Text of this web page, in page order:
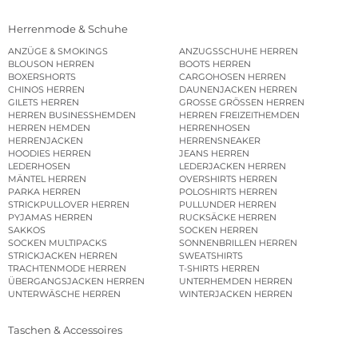
Herrenmode & Schuhe
ANZÜGE & SMOKINGS
ANZUGSSCHUHE HERREN
BLOUSON HERREN
BOOTS HERREN
BOXERSHORTS
CARGOHOSEN HERREN
CHINOS HERREN
DAUNENJACKEN HERREN
GILETS HERREN
GROSSE GRÖSSEN HERREN
HERREN BUSINESSHEMDEN
HERREN FREIZEITHEMDEN
HERREN HEMDEN
HERRENHOSEN
HERRENJACKEN
HERRENSNEAKER
HOODIES HERREN
JEANS HERREN
LEDERHOSEN
LEDERJACKEN HERREN
MÄNTEL HERREN
OVERSHIRTS HERREN
PARKA HERREN
POLOSHIRTS HERREN
STRICKPULLOVER HERREN
PULLUNDER HERREN
PYJAMAS HERREN
RUCKSÄCKE HERREN
SAKKOS
SOCKEN HERREN
SOCKEN MULTIPACKS
SONNENBRILLEN HERREN
STRICKJACKEN HERREN
SWEATSHIRTS
TRACHTENMODE HERREN
T-SHIRTS HERREN
ÜBERGANGSJACKEN HERREN
UNTERHEMDEN HERREN
UNTERWÄSCHE HERREN
WINTERJACKEN HERREN
Taschen & Accessoires